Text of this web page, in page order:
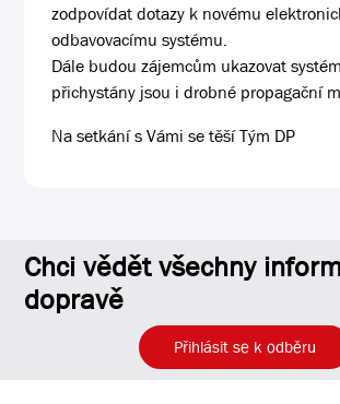
zodpovídat dotazy k novému
odbavovacímu systému.
Dále budou zájemcům ukazovat
přichystány jsou i drobné propagační
Na setkání s Vámi se těší Tým DP
Chci vědět všechny
dopravě
Přihlásit se k odběru